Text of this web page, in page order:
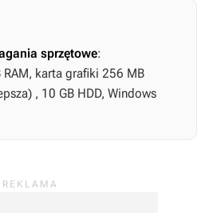
sprzętowe:
RAM, karta grafiki 256 MB
, 10 GB HDD, Windows